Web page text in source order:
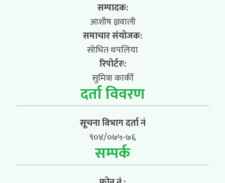
सम्पादक:
आशीष ज्ञवाली
समाचार संयोजक:
सोभित थपलिया
रिपोर्टरः:
सुमित्रा कार्की
दर्ता विवरण
सूचना विभाग दर्ता नं
९०४/०७५-७६
सम्पर्क